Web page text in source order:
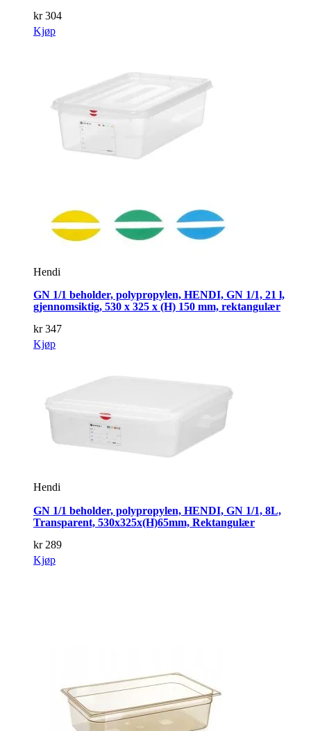
kr304
Kjøp
Hendi
GN 1/1 beholder, polypropylen, HENDI, GN 1/1, 21 l,
gjennomsiktig, 530 x 325 x (H) 150 mm, rektangulær
kr347
Kjøp
Hendi
GN 1/1 beholder, polypropylen, HENDI, GN 1/1, 8L,
Transparent, 530x325x(H)65mm, Rektangulær
kr289
Kjøp